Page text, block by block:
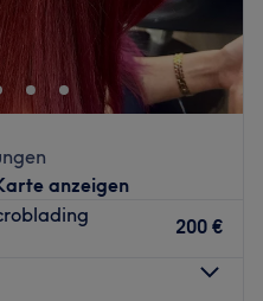
anzeigen
200 €